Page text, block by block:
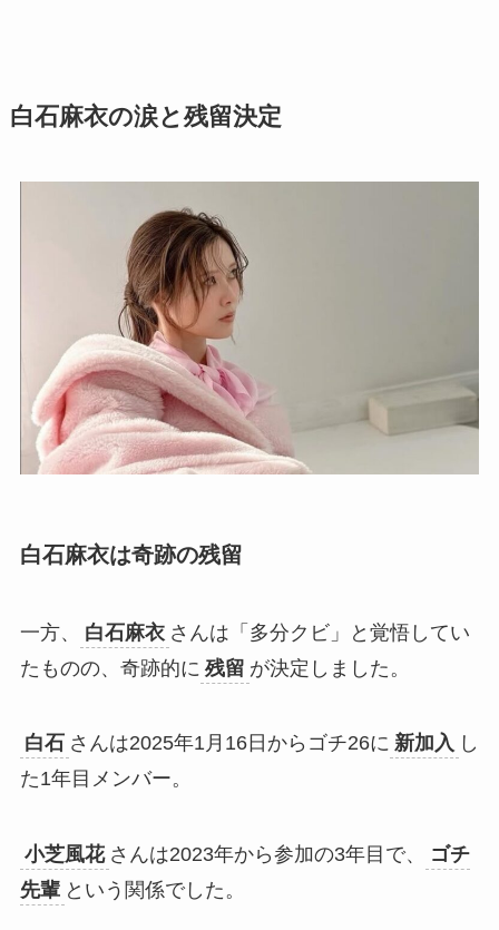
白石麻衣の涙と残留決定
白石麻衣は奇跡の残留
一方、 白石麻衣 さんは「多分クビ」と覚悟してい
たものの、奇跡的に 残留 が決定しました。​
白石 さんは2025年1月16日からゴチ26に 新加入 し
た1年目メンバー。​
小芝風花 さんは2023年から参加の3年目で、
ゴチ
先輩 という関係でした。​